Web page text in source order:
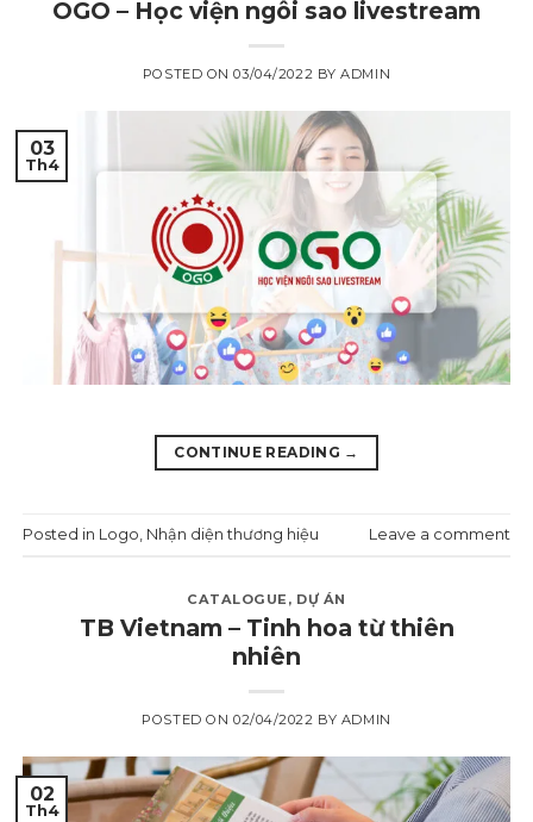
OGO – Học viện ngôi sao livestream
POSTED ON03/04/2022 BYADMIN
03
Th4
CONTINUE READING →
Posted in Logo Nhận diện thương hiệu Leave a comment
CATALOGUE, DỰ ÁN
TB Vietnam – Tinh hoa từ thiên
nhiên
POSTED ON 02/04/2022 BY ADMIN
02
Th4